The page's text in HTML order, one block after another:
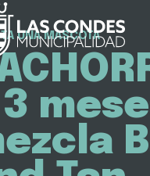
UNA MASCOTA